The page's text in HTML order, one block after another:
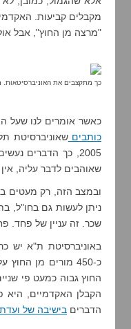
מקבלים קביעות.
"מרצה מן החוץ", אבל
כך מתקצבים את
כאשר אומרים לנו שעל
כותבים
2005, כך הדברים
שאוהבים לדבר עליה,
ובמצב הזה, רק מעטים
ניתן לעשות גם בחו"ל,
שכר. זה עניין של פחד.
באוניברסיטת ת"א יש
כ-450 מורים מן
החוץ גבוה כמעט פי
הקבלן האקדמיים, היא
הדברים בישיבה של